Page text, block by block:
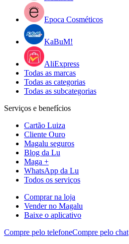
Epoca Cosméticos
KaBuM!
AliExpress
Todas as marcas
Todas as categorias
Todas as subcategorias
Serviços e benefícios
Cartão Luiza
Cliente Ouro
Magalu seguros
Blog da Lu
Maga +
WhatsApp da Lu
Todos os serviços
Comprar na loja
Vender no Magalu
Baixe o aplicativo
Compre pelo telefoneCompre pelo chat